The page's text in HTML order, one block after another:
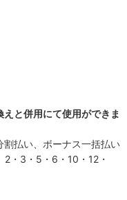
と併用にて使用ができま
払い、ボーナス一括払い
2・3・5・6・10・12・